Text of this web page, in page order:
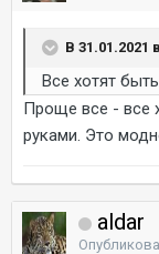
В 31.01.2021
Все хотят
Проще все - все
руками. Это
aldar